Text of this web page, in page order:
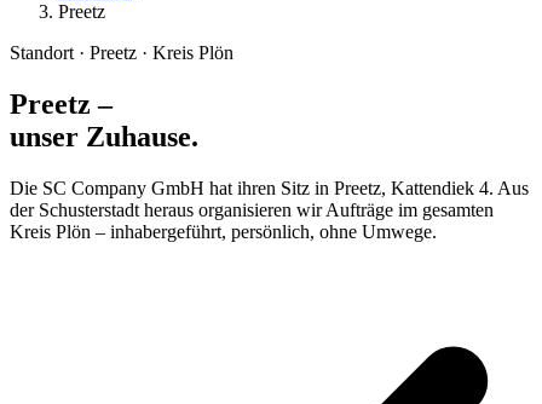
Preetz
Standort · Preetz · Kreis Plön
Preetz –
unser Zuhause.
Die SC Company GmbH hat ihren Sitz in Preetz, Kattendiek 4. Aus
der Schusterstadt heraus organisieren wir Aufträge im gesamten
Kreis Plön – inhabergeführt, persönlich, ohne Umwege.